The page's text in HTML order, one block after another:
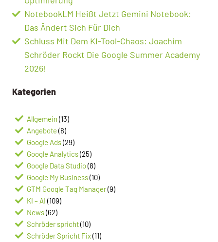
NotebookLM Heißt Jetzt Gemini Notebook:
Das Ändert Sich Für Dich
Schluss Mit Dem KI-Tool-Chaos: Joachim
Schröder Rockt Die Google Summer Academy
2026!
Kategorien
Allgemein (13)
Angebote (8)
Google Ads(29)
Google Analytics(25)
Google Data Studio(8)
Google My Business(10)
GTM Google Tag Manager(9)
KI – AI (109)
News(62)
Schröder spricht(10)
Schröder Spricht Fix(11)